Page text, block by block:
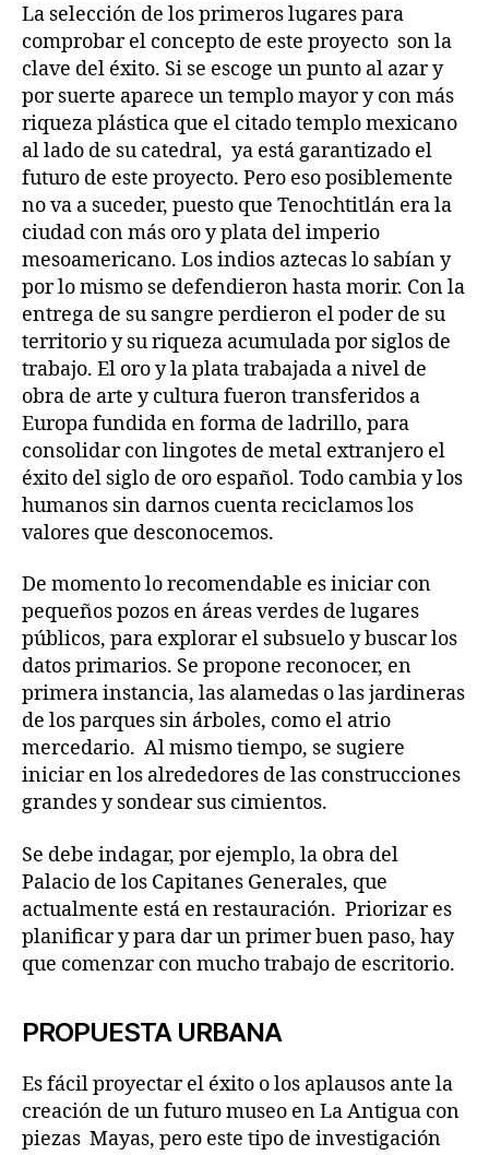
La selección de los primeros lugares para
comprobar el concepto de este proyecto son la
clave del éxito. Si se escoge un punto al azar y
por suerte aparece un templo mayor y con más
riqueza plástica que el citado templo mexicano
al lado de su catedral, ya está garantizado el
futuro de este proyecto. Pero eso posiblemente
no va a suceder, puesto que Tenochtitlán era la
ciudad con más oro y plata del imperio
mesoamericano. Los indios aztecas lo sabían y
por lo mismo se defendieron hasta morir. Con la
entrega de su sangre perdieron el poder de su
territorio y su riqueza acumulada por siglos de
trabajo. El oro y la plata trabajada a nivel de
obra de arte y cultura fueron transferidos a
Europa fundida en forma de ladrillo, para
consolidar con lingotes de metal extranjero el
éxito del siglo de oro español. Todo cambia y los
humanos sin darnos cuenta reciclamos los
valores que desconocemos.
De momento lo recomendable es iniciar con
pequeños pozos en áreas verdes de lugares
públicos, para explorar el subsuelo y buscar los
datos primarios. Se propone reconocer, en
primera instancia, las alamedas o las jardineras
de los parques sin árboles, como el atrio
mercedario. Al mismo tiempo, se sugiere
iniciar en los alrededores de las construcciones
grandes y sondear sus cimientos.
Se debe indagar, por ejemplo, la obra del
Palacio de los Capitanes Generales, que
actualmente está en restauración. Priorizar es
planificar y para dar un primer buen paso, hay
que comenzar con mucho trabajo de escritorio.
PROPUESTA URBANA
Es fácil proyectar el éxito o los aplausos ante la
creación de un futuro museo en La Antigua con
piezas Mayas, pero este tipo de investigación